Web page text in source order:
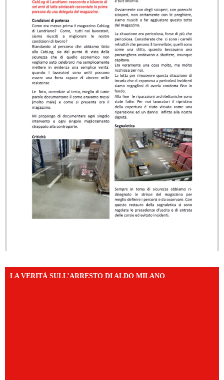
LA VERITÀ SULL’ARRESTO DI ALDO MILANO